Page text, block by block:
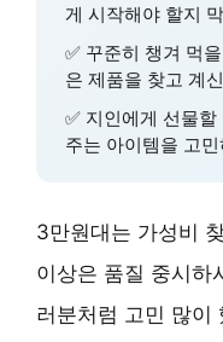
게 시작해야 할지
✅ 꾸준히 챙겨 먹
은 제품을 찾고 계
✅ 지인에게 선물
주는 아이템을 고
3만원대는 가성비
이상은 품질 중시하
러분처럼 고민 많이